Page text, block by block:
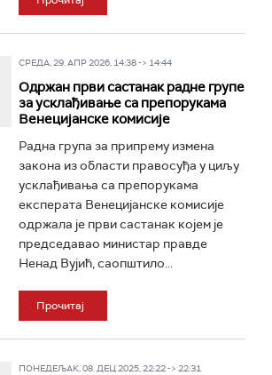
СРЕДА, 29. АПР 2026, 14:38 -> 14:44
Одржан први састанак радне групе
за усклађивање са препорукама
Венецијанске комисије
Радна група за припрему измена
закона из области правосуђа у циљу
усклађивања са препорукама
експерата Венецијанске комисије
одржала је први састанак којем је
председавао министар правде
Ненад Вујић, саопштило...
Прочитај
ПОНЕДЕЉАК, 08. ДЕЦ 2025, 22:22 -> 22:31